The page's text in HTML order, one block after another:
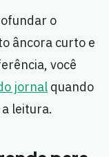
o
âncora curto e
você
jornal quando
leitura.